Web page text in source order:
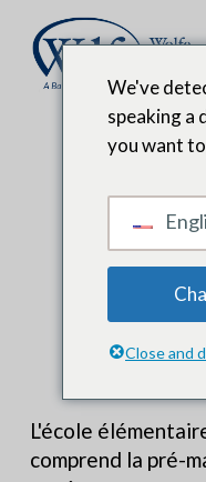
main
L'école
comprend la pré-
We've
speaking a
you want
Close and